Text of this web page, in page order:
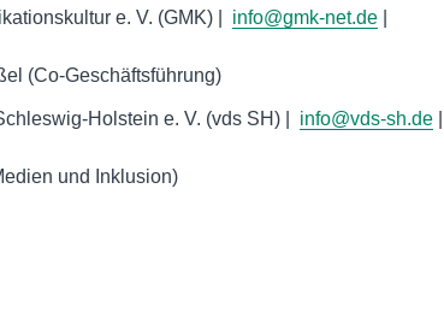
e. V. (GMK) | info@gmk-net.de
(Co-Geschäftsführung)
Holstein e. V. (vds SH) | info@vds-sh.de
und Inklusion)